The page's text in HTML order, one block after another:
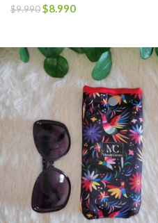
$9.990$8.990